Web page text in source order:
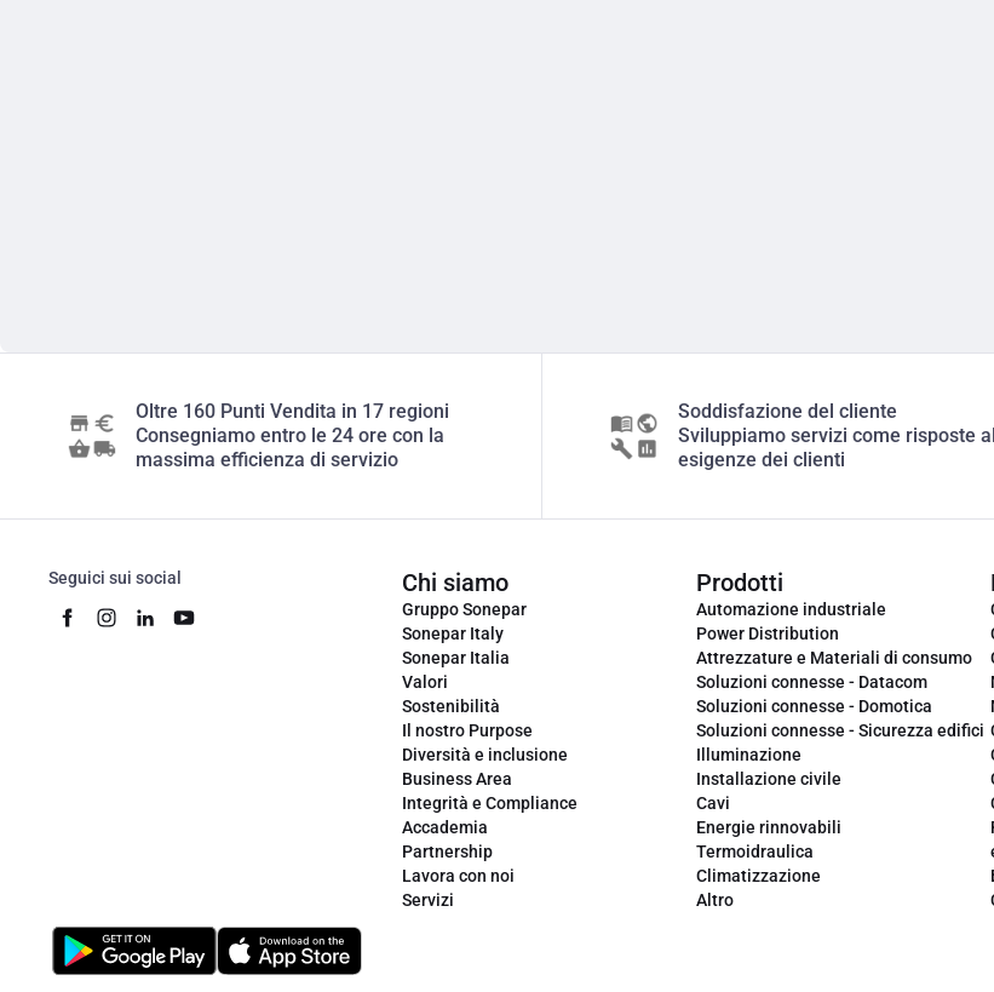
Oltre 160 Punti Vendita in 17 regioni
Consegniamo entro le 24 ore con la
massima efficienza di servizio
Soddisfazione del cliente
Sviluppiamo servizi come risposte
esigenze dei clienti
Seguici sui social Chi siamo
Gruppo Sonepar
Sonepar Italy
Sonepar Italia
Valori
Sostenibilità
Il nostro Purpose
Diversità e inclusione
Business Area
Integrità e Compliance
Accademia
Partnership
Lavora con noi
Servizi
Prodotti
Automazione industriale
Power Distribution
Attrezzature e Materiali di consumo
Soluzioni connesse - Datacom
Soluzioni connesse - Domotica
Soluzioni connesse - Sicurezza edifici
Illuminazione
Installazione civile
Cavi
Energie rinnovabili
Termoidraulica
Climatizzazione
Altro